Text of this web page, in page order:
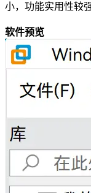
小，功能实用性较
软件预览